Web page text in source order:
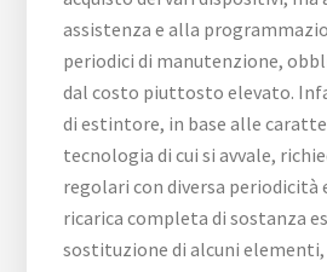
assistenza e alla
periodici di manutenzione,
dal costo piuttosto elevato.
di estintore, in base alle
tecnologia di cui si avvale,
regolari con diversa periodicità
ricarica completa di sostanza
sostituzione di alcuni elementi,